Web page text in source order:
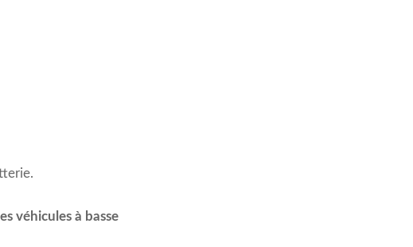
véhicules à basse